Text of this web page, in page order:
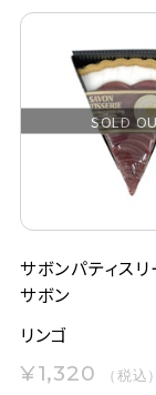
SOLD
サボンパティスリ
サボン
リンゴ
¥1,320 （税込）